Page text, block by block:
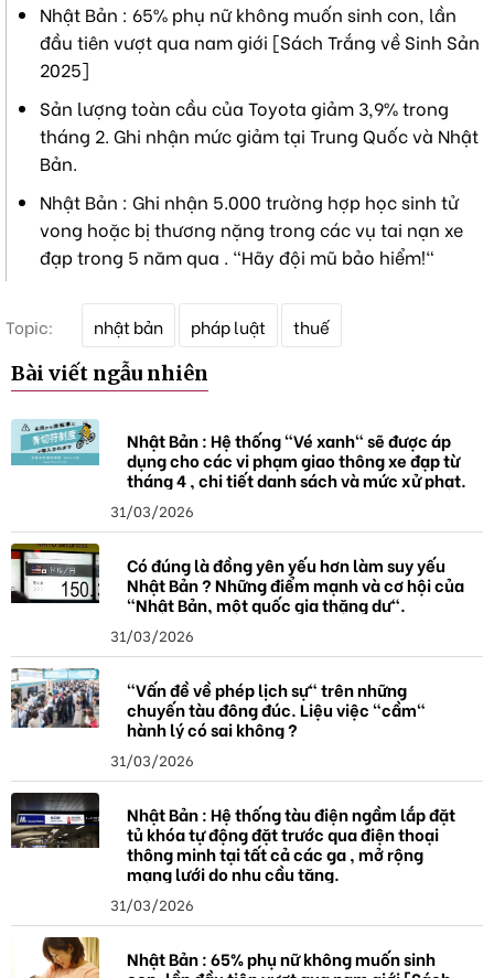
Nhật Bản : 65% phụ nữ không muốn sinh con, lần
đầu tiên vượt qua nam giới [Sách Trắng về Sinh Sản
2025]
Sản lượng toàn cầu của Toyota giảm 3,9% trong
tháng 2. Ghi nhận mức giảm tại Trung Quốc và Nhật
Bản.
Nhật Bản : Ghi nhận 5.000 trường hợp học sinh tử
vong hoặc bị thương nặng trong các vụ tai nạn xe
đạp trong 5 năm qua . "Hãy đội mũ bảo hiểm!"
Topic:
k
h
a
nhật bản pháp luật thuế
Bài viết ngẫu nhiên
Nhật Bản : Hệ thống "Vé xanh" sẽ được áp
dụng cho các vi phạm giao thông xe đạp từ
tháng 4 , chi tiết danh sách và mức xử phạt.
31/03/2026
Có đúng là đồng yên yếu hơn làm suy yếu
Nhật Bản ? Những điểm mạnh và cơ hội của
"Nhật Bản, một quốc gia thặng dư".
31/03/2026
"Vấn đề về phép lịch sự" trên những
chuyến tàu đông đúc. Liệu việc "cầm"
hành lý có sai không ?
31/03/2026
Nhật Bản : Hệ thống tàu điện ngầm lắp đặt
tủ khóa tự động đặt trước qua điện thoại
thông minh tại tất cả các ga , mở rộng
mạng lưới do nhu cầu tăng.
31/03/2026
Nhật Bản : 65% phụ nữ không muốn sinh